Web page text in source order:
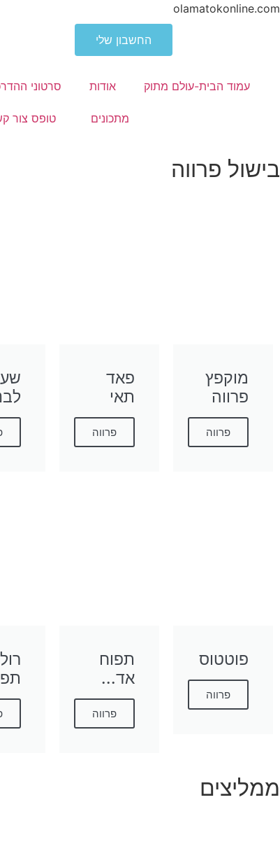
olamatokonline.com
החשבון שלי
עמוד הבית-עולם מתוק אודות סרטוני
מתכונים טופס צור
בישול פרווה
מוקפץ
פרווה
פרווה
פאד
תאי
פרווה
פוטטוס
פרווה
תפוח
אד...
פרווה
רול
ממליצים